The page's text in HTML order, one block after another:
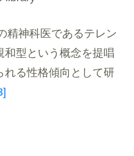
精神科医であるテレン
型という概念を提唱
れる性格傾向として研